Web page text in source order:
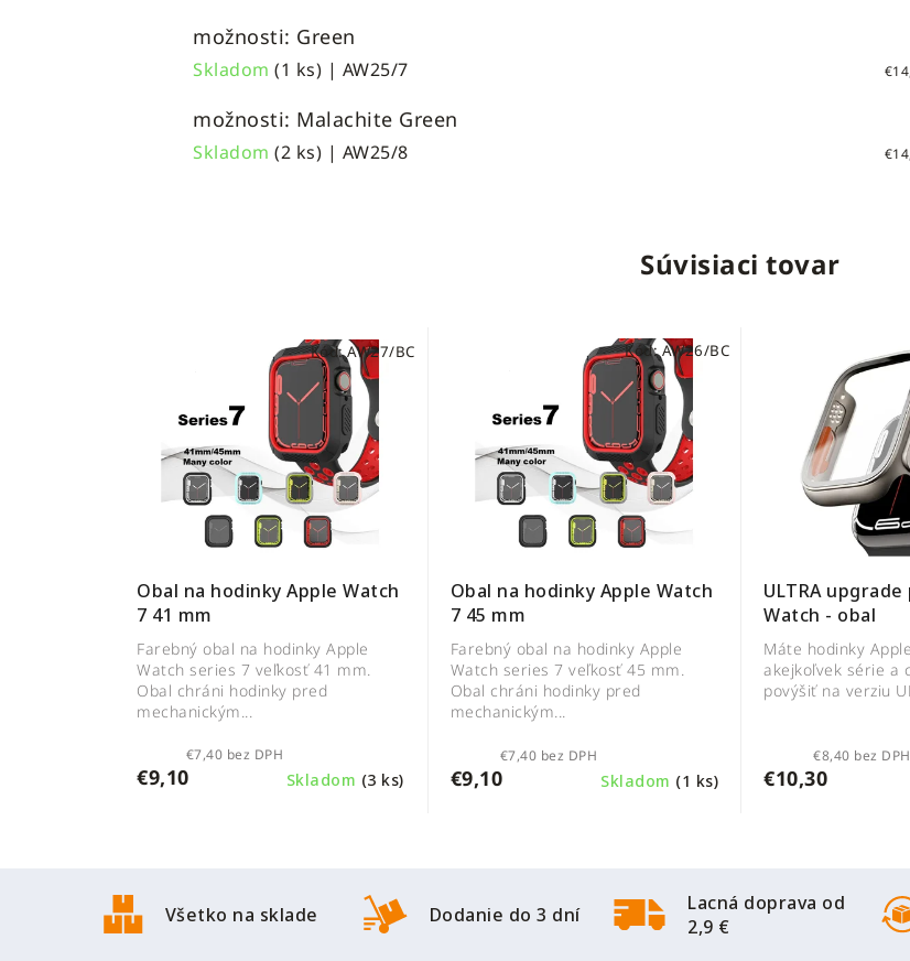
možnosti: Green
Skladom (1 ks) | AW25/7
možnosti: Malachite Green
Skladom (2 ks) | AW25/8
Súvisiaci tovar
Obal na hodinky Apple Watch
7 41 mm
Skladom (3 ks)
€7,40 bez DPH
€9,10
Farebný obal na hodinky Apple
Watch series 7 veľkosť 41 mm.
Obal chráni hodinky pred
mechanickým...
Kód:AW27/BC
Obal na hodinky Apple Watch
7 45 mm
Skladom (1 ks)
€7,40 bez DPH
€9,10
Farebný obal na hodinky Apple
Watch series 7 veľkosť 45 mm.
Obal chráni hodinky pred
mechanickým...
Kód:AW26/BC
ULTRA
Watch - obal
€8,40 bez DPH
€10,30
Máte hodinky
akejkoľvek série a
povýšiť na verziu
Všetko na sklade Dodanie do 3 dní
Lacná doprava od
2,9 €